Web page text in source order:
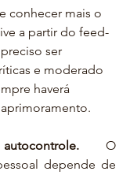
conhecer mais o
a partir do feed-
ser
e moderado
haverá
O
depende de